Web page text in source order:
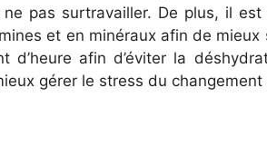
pas surtravailler. De plus, il est
et en minéraux afin de
d’heure afin d’éviter la
gérer le stress du changement